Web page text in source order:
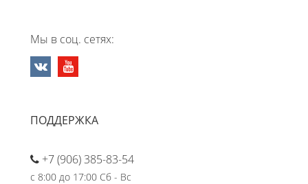
Мы в соц. сетях:
ПОДДЕРЖКА
+7 (906) 385-83-54
с 8:00 до 17:00 Сб - Вс